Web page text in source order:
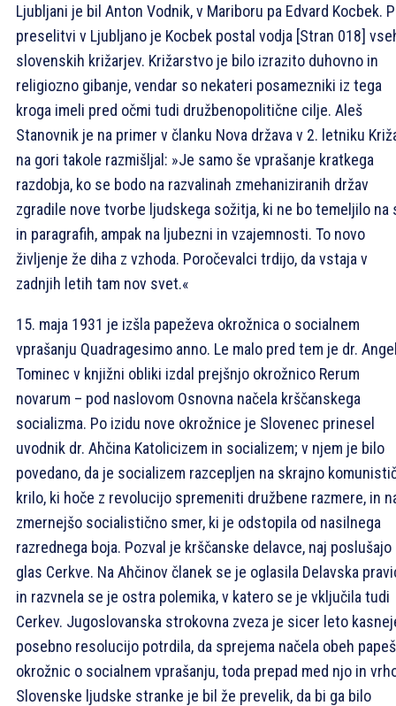
Ljubljani je bil Anton Vodnik, v Mariboru pa Edvard Kocbek.
preselitvi v Ljubljano je Kocbek postal vodja [Stran 018]
slovenskih križarjev. Križarstvo je bilo izrazito duhovno in
religiozno gibanje, vendar so nekateri posamezniki iz tega
kroga imeli pred očmi tudi družbenopolitične cilje. Aleš
Stanovnik je na primer v članku Nova država v 2. letniku
na gori takole razmišljal: »Je samo še vprašanje kratkega
razdobja, ko se bodo na razvalinah zmehaniziranih držav
zgradile nove tvorbe ljudskega sožitja, ki ne bo temeljilo na
in paragrafih, ampak na ljubezni in vzajemnosti. To novo
življenje že diha z vzhoda. Poročevalci trdijo, da vstaja v
zadnjih letih tam nov svet.«
15. maja 1931 je izšla papeževa okrožnica o socialnem
vprašanju Quadragesimo anno. Le malo pred tem je dr.
Tominec v knjižni obliki izdal prejšnjo okrožnico Rerum
novarum – pod naslovom Osnovna načela krščanskega
socializma. Po izidu nove okrožnice je Slovenec prinesel
uvodnik dr. Ahčina Katolicizem in socializem; v njem je bilo
povedano, da je socializem razcepljen na skrajno
krilo, ki hoče z revolucijo spremeniti družbene razmere, in
zmernejšo socialistično smer, ki je odstopila od nasilnega
razrednega boja. Pozval je krščanske delavce, naj poslušajo
glas Cerkve. Na Ahčinov članek se je oglasila Delavska
in razvnela se je ostra polemika, v katero se je vključila tudi
Cerkev. Jugoslovanska strokovna zveza je sicer leto
posebno resolucijo potrdila, da sprejema načela obeh
okrožnic o socialnem vprašanju, toda prepad med njo in
Slovenske ljudske stranke je bil že prevelik, da bi ga bilo